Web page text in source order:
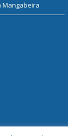
Mangabeira